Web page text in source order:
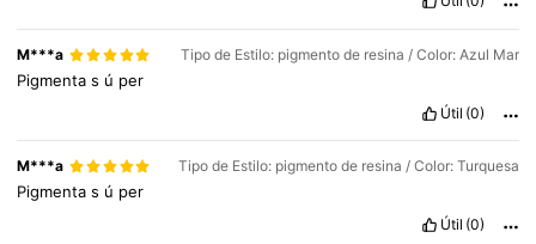
M***a Tipo de Estilo: pigmento de resina / Color: Azul Mar
Pigmentas ú per
Útil (0)
M***a Tipo de Estilo: pigmento de resina / Color: Turquesa
Pigmentas ú per
Útil (0)